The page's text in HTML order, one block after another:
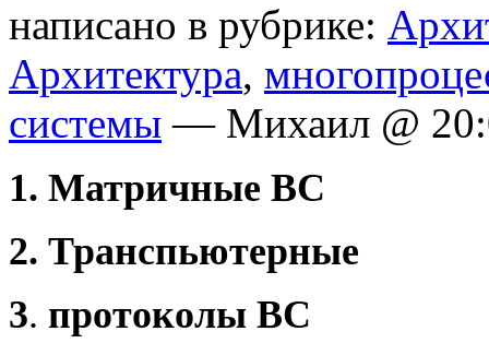
написано в рубрике:
Архитектура,
системы — Михаил @
1. Матричные ВС
2. Транспьютерные
3. протоколы ВС